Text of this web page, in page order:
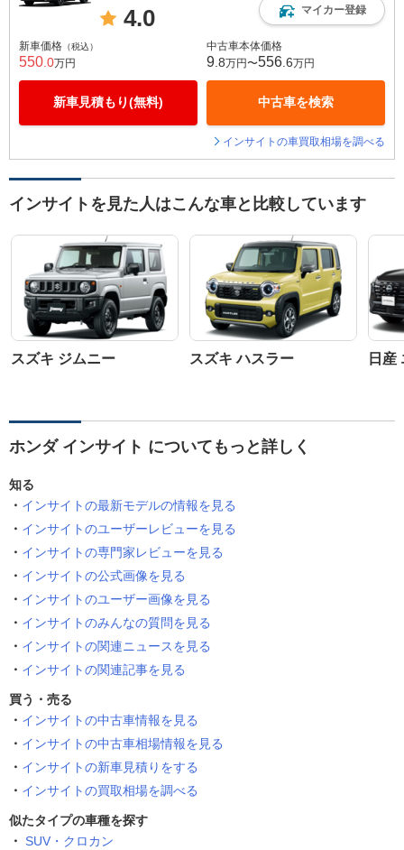
4.0 マイカー登録
新車価格 （税込）
550 .0万円
新車見積もり(無料)
中古車本体価格
9 .8万円〜556 .6万円
中古車を検索
インサイトの車買取相場を調べる
インサイトを見た人はこんな車と比較しています
スズキ ジムニー スズキ ハスラー 日産
ホンダ インサイト についてもっと詳しく
知る
インサイトの最新モデルの情報を見る
インサイトのユーザーレビューを見る
インサイトの専門家レビューを見る
インサイトの公式画像を見る
インサイトのユーザー画像を見る
インサイトのみんなの質問を見る
インサイトの関連ニュースを見る
インサイトの関連記事を見る
買う・売る
インサイトの中古車情報を見る
インサイトの中古車相場情報を見る
インサイトの新車見積りをする
インサイトの買取相場を調べる
似たタイプの車種を探す
SUV・クロカン